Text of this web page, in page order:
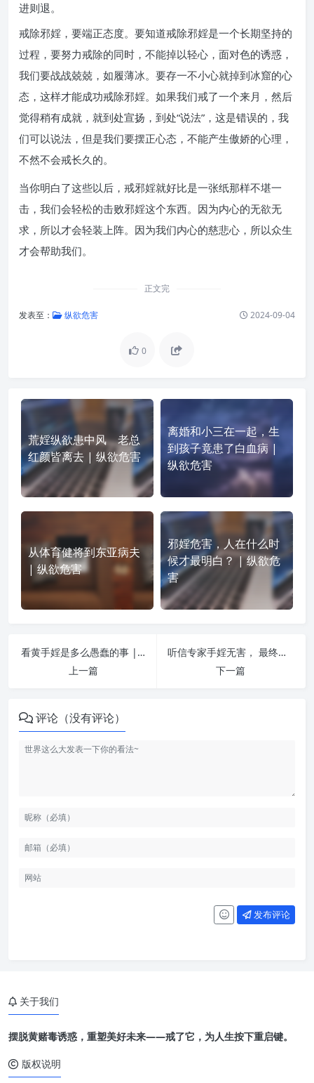
进则退。
戒除邪婬，要端正态度。要知道戒除邪婬是一个长期坚持的
过程，要努力戒除的同时，不能掉以轻心，面对色的诱惑，
我们要战战兢兢，如履薄冰。要存一不小心就掉到冰窟的心
态，这样才能成功戒除邪婬。如果我们戒了一个来月，然后
觉得稍有成就，就到处宣扬，到处“说法”，这是错误的，我
们可以说法，但是我们要摆正心态，不能产生傲娇的心理，
不然不会戒长久的。
当你明白了这些以后，戒邪婬就好比是一张纸那样不堪一
击，我们会轻松的击败邪婬这个东西。因为内心的无欲无
求，所以才会轻装上阵。因为我们内心的慈悲心，所以众生
才会帮助我们。
正文完
发表至： 纵欲危害 2024-09-04
0
荒婬纵欲患中风 老总
红颜皆离去 | 纵欲危害
离婚和小三在一起，生
到孩子竟患了白血病 |
纵欲危害
从体育健将到东亚病夫
| 纵欲危害
邪婬危害，人在什么时
候才最明白？ | 纵欲危
害
看黄手婬是多么愚蠢的事 | 纵欲危害
上一篇
听信专家手婬无害， 最终收获痛苦的却是自己！ | 纵欲危害
下一篇
评论（没有评论）
发布评论
关于我们
摆脱黄赌毒诱惑，重塑美好未来——戒了它，为人生按下重启键。
版权说明